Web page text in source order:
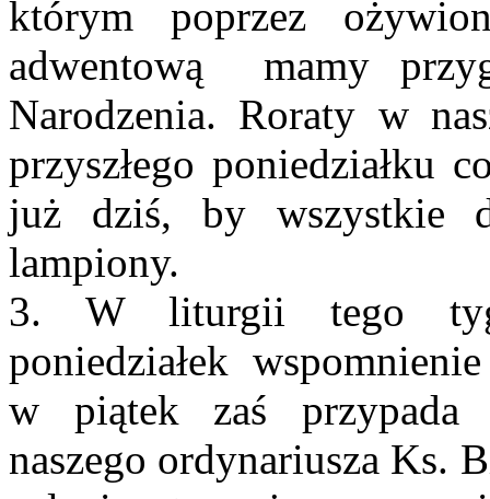
którym poprzez
adwentową mamy
Narodzenia. Roraty w
przyszłego poniedziałku
już dziś, by wszystkie
lampiony.
3. W liturgii tego
poniedziałek
w piątek zaś przypada
naszego ordynariusza Ks.